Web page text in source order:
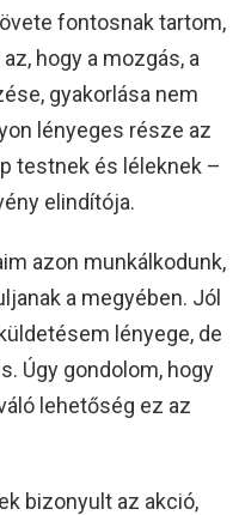
fontosnak tartom,
hogy a mozgás, a
gyakorlása nem
lényeges része az
testnek és léleknek –
elindítója.
azon munkálkodunk,
a megyében. Jól
lényege, de
Úgy gondolom, hogy
lehetőség ez az
bizonyult az akció,